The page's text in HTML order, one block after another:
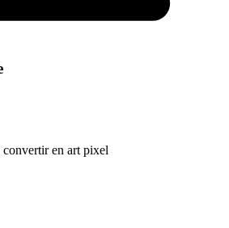
convertir en art pixel